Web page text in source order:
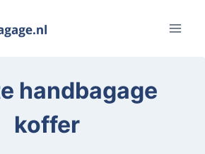
handbagage
koffer